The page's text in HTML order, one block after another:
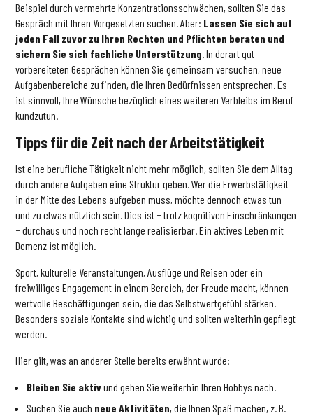
Beispiel durch vermehrte Konzentrationsschwächen, sollten Sie das
Gespräch mit Ihren Vorgesetzten suchen. Aber: Lassen Sie sich auf
jeden Fall zuvor zu Ihren Rechten und Pflichten beraten und
sichern Sie sich fachliche Unterstützung. In derart gut
vorbereiteten Gesprächen können Sie gemeinsam versuchen, neue
Aufgabenbereiche zu finden, die Ihren Bedürfnissen entsprechen. Es
ist sinnvoll, Ihre Wünsche bezüglich eines weiteren Verbleibs im Beruf
kundzutun.
Tipps für die Zeit nach der Arbeitstätigkeit
Ist eine berufliche Tätigkeit nicht mehr möglich, sollten Sie dem Alltag
durch andere Aufgaben eine Struktur geben. Wer die Erwerbstätigkeit
in der Mitte des Lebens aufgeben muss, möchte dennoch etwas tun
und zu etwas nützlich sein. Dies ist − trotz kognitiven Einschränkungen
− durchaus und noch recht lange realisierbar. Ein aktives Leben mit
Demenz ist möglich.
Sport, kulturelle Veranstaltungen, Ausflüge und Reisen oder ein
freiwilliges Engagement in einem Bereich, der Freude macht, können
wertvolle Beschäftigungen sein, die das Selbstwertgefühl stärken.
Besonders soziale Kontakte sind wichtig und sollten weiterhin gepflegt
werden.
Hier gilt, was an anderer Stelle bereits erwähnt wurde:
Bleiben Sie aktivund gehen Sie weiterhin Ihren Hobbys nach.
Suchen Sie auch neue Aktivitäten, die Ihnen Spaß machen, z. B.